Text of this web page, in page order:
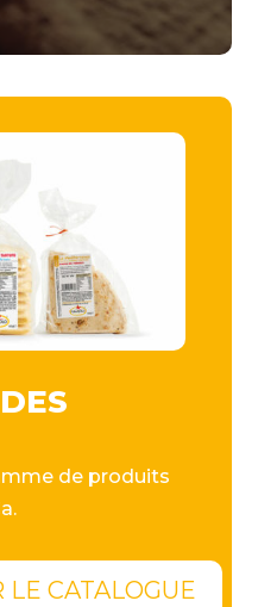
de produits
CATALOGUE